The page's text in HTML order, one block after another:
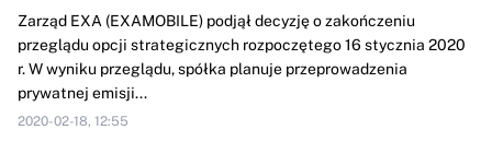
Zarząd EXA (EXAMOBILE) podjął decyzję o zakończeniu
przeglądu opcji strategicznych rozpoczętego 16 stycznia 2020
r. W wyniku przeglądu, spółka planuje przeprowadzenia
prywatnej emisji...
2020-02-18, 12:55